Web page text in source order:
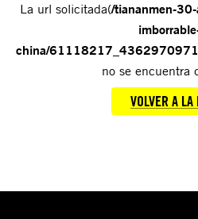
La url solicitada(/tiananmen-
china/
no se encuentra
VOLVER A LA